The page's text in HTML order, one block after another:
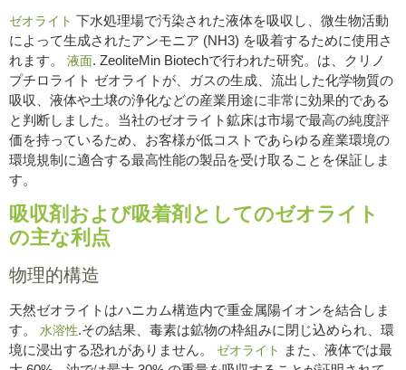
ゼオライト 下水処理場で汚染された液体を吸収し、微生物活動
によって生成されたアンモニア (NH3) を吸着するために使用さ
れます。 液面. ZeoliteMin Biotechで行われた研究。は、クリノ
プチロライト ゼオライトが、ガスの生成、流出した化学物質の
吸収、液体や土壌の浄化などの産業用途に非常に効果的である
と判断しました。当社のゼオライト鉱床は市場で最高の純度評
価を持っているため、お客様が低コストであらゆる産業環境の
環境規制に適合する最高性能の製品を受け取ることを保証しま
す。
吸収剤および吸着剤としてのゼオライト
の主な利点
物理的構造
天然ゼオライトはハニカム構造内で重金属陽イオンを結合しま
す。 水溶性.その結果、毒素は鉱物の枠組みに閉じ込められ、環
境に浸出する恐れがありません。 ゼオライト
また、液体では最